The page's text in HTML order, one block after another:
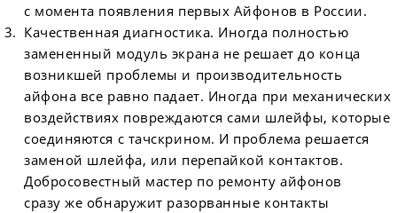
с момента появления первых Айфонов в России.
Качественная диагностика. Иногда полностью
замененный модуль экрана не решает до конца
возникшей проблемы и производительность
айфона все равно падает. Иногда при механических
воздействиях повреждаются сами шлейфы, которые
соединяются с тачскрином. И проблема решается
заменой шлейфа, или перепайкой контактов.
Добросовестный мастер по ремонту айфонов
сразу же обнаружит разорванные контакты